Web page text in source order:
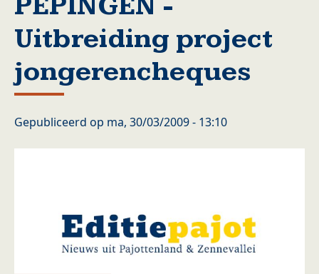
Uitbreiding project
jongerencheques
Gepubliceerd op ma, 30/03/2009 - 13:10